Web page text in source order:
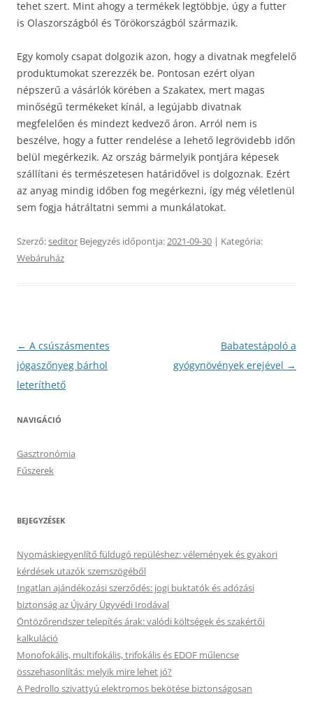
tehet szert. Mint ahogy a termékek legtöbbje, úgy a futter
is Olaszországból és Törökországból származik.
Egy komoly csapat dolgozik azon, hogy a divatnak megfelelő
produktumokat szerezzék be. Pontosan ezért olyan
népszerű a vásárlók körében a Szakatex, mert magas
minőségű termékeket kínál, a legújabb divatnak
megfelelően és mindezt kedvező áron. Arról nem is
beszélve, hogy a futter rendelése a lehető legrövidebb időn
belül megérkezik. Az ország bármelyik pontjára képesek
szállítani és természetesen határidővel is dolgoznak. Ezért
az anyag mindig időben fog megérkezni, így még véletlenül
sem fogja hátráltatni semmi a munkálatokat.
Szerző:seditor Bejegyzés időpontja:2021-09-30 | Kategória:
Webáruház
Bejegyzés
navigáció
← A csúszásmentes
jógaszőnyeg bárhol
leteríthető
Babatestápoló a
gyógynövények erejével →
NAVIGÁCIÓ
Gasztronómia
Fűszerek
BEJEGYZÉSEK
Nyomáskiegyenlítő füldugó repüléshez: vélemények és gyakori
kérdések utazók szemszögéből
Ingatlan ajándékozási szerződés: jogi buktatók és adózási
biztonság az Újváry Ügyvédi Irodával
Öntözőrendszer telepítés árak: valódi költségek és szakértői
kalkuláció
Monofokális, multifokális, trifokális és EDOF műlencse
összehasonlítás: melyik mire lehet jó?
A Pedrollo szivattyú elektromos bekötése biztonságosan